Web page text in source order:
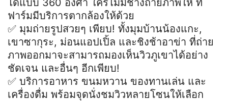
ฟาร์มมีบริการตากล้องให้ด้วย
✅ มุมถ่ายรูปสวยๆ เพียบ! ทั้งมุมบ้านน้องแกะ,
เขาซากุระ, ม่อนแอปเปิ้ล และชิงช้าอาข่า ที่ถ่าย
ภาพออกมาจะสามารถมองเห็นวิวภูเขาได้อย่าง
ชัดเจน และอื่นๆ อีกเพียบ!
✅ บริการอาหาร ขนมหวาน ของทานเล่น และ
เครื่องดื่ม พร้อมจุดนั่งชมวิวหลายโซนให้เลือก